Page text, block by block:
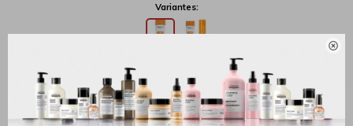

Variantes:
MÉTODOS Y COSTOS DE ENVÍO